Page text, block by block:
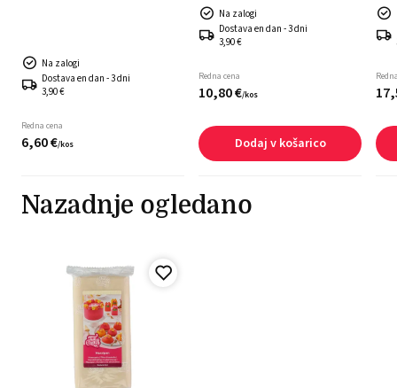
Na zalogi
Dostava en dan - 3 dni
3,90 €
Redna cena
6,60€/kos
Na zalogi
Dostava en dan - 3 dni
3,90 €
Redna cena
10,80€/kos
Dodaj v košarico
17,
Nazadnje ogledano